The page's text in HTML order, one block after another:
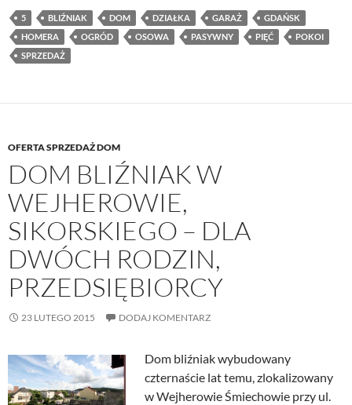
5 BLIŹNIAK DOM DZIAŁKA GARAŻ
GDAŃSK
HOMERA
OGRÓD OSOWA PASYWNY PIĘĆ
POKOI
SPRZEDAŻ
OFERTA SPRZEDAŻ DOM
DOM BLIŹNIAK W
WEJHEROWIE,
SIKORSKIEGO – DLA
DWÓCH RODZIN,
PRZEDSIĘBIORCY
23 LUTEGO 2015 DODAJ KOMENTARZ
Dom bliźniak wybudowany
czternaście lat temu, zlokalizowany
w Wejherowie Śmiechowie przy ul.